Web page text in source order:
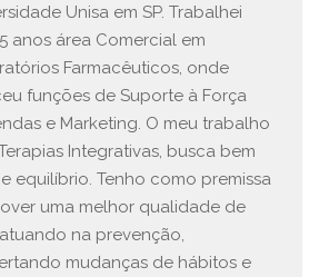
Unisa em SP. Trabalhei
anos área Comercial em
Farmacêuticos, onde
funções de Suporte à Força
e Marketing. O meu trabalho
Integrativas, busca bem
equilíbrio. Tenho como premissa
uma melhor qualidade de
na prevenção,
mudanças de hábitos e